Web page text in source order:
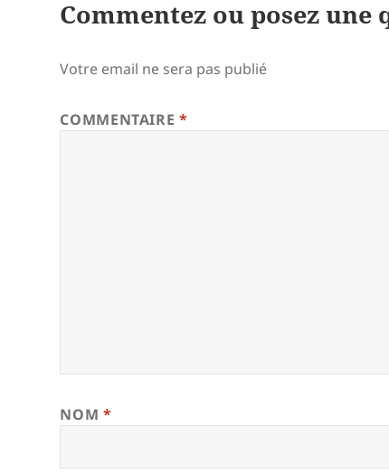
Commentez ou posez une
Votre email ne sera pas publié
COMMENTAIRE*
NOM *